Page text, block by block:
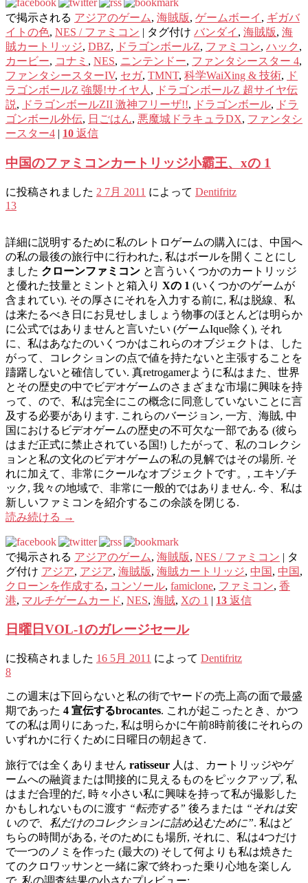
で掲示される アジアのゲーム, 海賊版, ゲームボーイ , ギガバ
イトの色, NES / ファミコン | タグ付け バンダイ , 海賊版, 海
賊カートリッジ, DBZ, ドラゴンボールZ, ファミコン, ハック ,
カービー, コナミ , NES, ニンテンドー, ファンタシースター 4,
ファンタシースターIV, セガ, TMNT, 科学WaiXing & 技術, ド
ラゴンボールZ 強襲!サイヤ人 , ドラゴンボールZ 超サイヤ伝
説, ドラゴンボールZII 激神フリーザ!!, ドラゴンボール, ドラ
ゴンボール外伝, 日ごはん, 悪魔城ドラキュラDX, ファンタシ
ースター4 | 10 返信
中国のファミコンカートリッジ小霸王、xの 1
に投稿されました 2 7月 2011 によって Dentifritz
13
詳細に説明するために私のレトロゲームの購入には、中国へ
の私の最後の旅行中に行われた, 私はボールを開くことにし
ました クローンファミコン と言ういくつかのカートリッジ
と優れた技量とミントと箱入り Xの 1 (いくつかのゲームが
含まれてい). その厚さにそれを入力する前に, 私は脱線、私
は来たるべき日にお見せしましょう​​物事のほとんどは明らか
に公式ではありませんと言いたい (ゲームIque除く), それ
に、私はあなたのいくつかはこれらのオブジェクトは、した
がって、コレクションの点で値を持たないと主張することを
躊躇しないと確信してい. 真retrogamerように私はまた、世界
とその歴史の中でビデオゲームのさまざまな市場に興味を持
って、ので、私は完全にこの概念に同意していないことに言
及する必要があります. これらのバージョン, 一方、海賊, 中
国におけるビデオゲームの歴史の不可欠な一部である (彼ら
はまだ正式に禁止されている国!) したがって、私のコレクシ
ョンと私の文化のビデオゲームの私の見解ではその場所. そ
れに加えて、非常にクールなオブジェクトです。, エキゾチ
ック, 我々の地域で、非常に一般的ではありません. 今、私は
新しいファミコンを紹介するこの余談を閉じる.
読み続ける →
で掲示される アジアのゲーム, 海賊版, NES / ファミコン | タ
グ付け アジア, アジア, 海賊版, 海賊カートリッジ, 中国 , 中国 ,
クローンを作成する, コンソール, famiclone, ファミコン, 香
港, マルチゲームカード, NES, 海賊, Xの 1 | 13 返信
日曜日VOL-1のガレージセール
に投稿されました 16 5月 2011 によって Dentifritz
8
この週末は下回らないと私の街でヤードの売上高の面で最盛
期であった 4 宣伝するbrocantes. これが起こったとき、かつ
ての私は周りにあった, 私は明らかに午前8時前後にそれらの
いずれかに行くために日曜日の朝起きて.
旅行では全くありません ratisseur 人は、カートリッジやゲ
ームへの融資または間接的に見えるものをピックアップ, 私
はまだ合理的だ, 時々小さい私に興味を持って私が撮影した
かもしれないものに渡す “転売する” 後ろまたは “それは安
いので、私だけのコレクションに詰め込むために”. 私はど
ちらの時間がある, そのためにも場所, それに、私は4つだけ
で一つのノミを作った (最大の) そして何よりも私は焼きた
てのクロワッサンと一緒に家で終わった乗り心地を楽しん
で. 私の調査結果の小さなプレビュー: